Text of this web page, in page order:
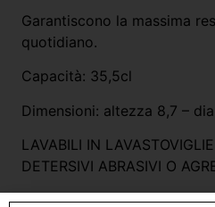
Garantiscono la massima
quotidiano.
Capacità: 35,5cl
Dimensioni: altezza 8,7 –
LAVABILI IN
DETERSIVI ABRASIVI O